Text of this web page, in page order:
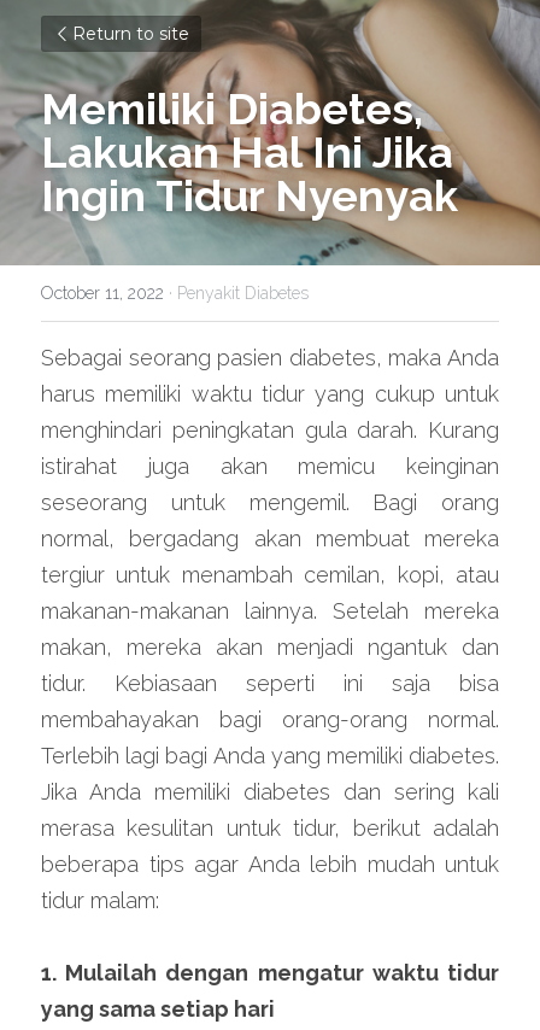
Return to site
Memiliki Diabetes,
Lakukan Hal Ini Jika
Ingin Tidur Nyenyak
October 11, 2022 · Penyakit Diabetes
Sebagai seorang pasien diabetes, maka Anda
harus memiliki waktu tidur yang cukup untuk
menghindari peningkatan gula darah. Kurang
istirahat juga akan memicu keinginan
seseorang untuk mengemil. Bagi orang
normal, bergadang akan membuat mereka
tergiur untuk menambah cemilan, kopi, atau
makanan-makanan lainnya. Setelah mereka
makan, mereka akan menjadi ngantuk dan
tidur. Kebiasaan seperti ini saja bisa
membahayakan bagi orang-orang normal.
Terlebih lagi bagi Anda yang memiliki diabetes.
Jika Anda memiliki diabetes dan sering kali
merasa kesulitan untuk tidur, berikut adalah
beberapa tips agar Anda lebih mudah untuk
tidur malam:
1. Mulailah dengan mengatur waktu tidur
yang sama setiap hari